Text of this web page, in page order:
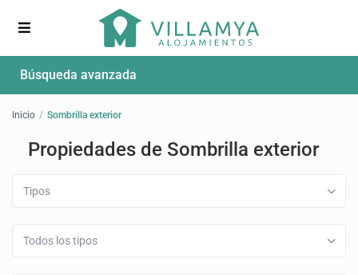
Búsqueda avanzada
Inicio Sombrilla exterior
Propiedades de Sombrilla exterior
Tipos
Todos los tipos